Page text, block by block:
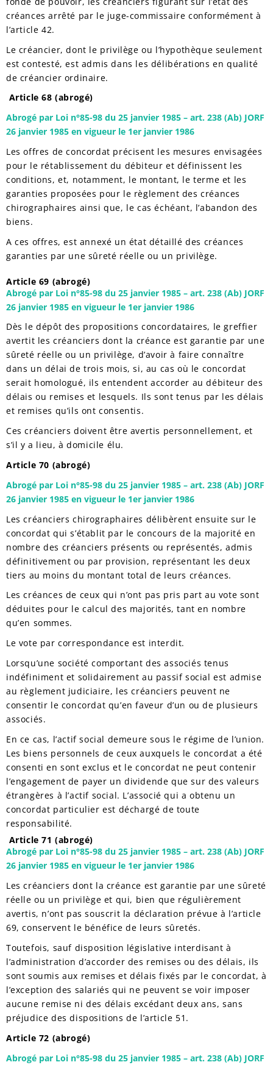
créances arrêté par le juge-commissaire conformément à
l’article 42.
Le créancier, dont le privilège ou l’hypothèque seulement
est contesté, est admis dans les délibérations en qualité
de créancier ordinaire.
Article 68 (abrogé)
Abrogé par Loi n°85-98 du 25 janvier 1985 – art. 238 (Ab) JORF
26 janvier 1985 en vigueur le 1er janvier 1986
Les offres de concordat précisent les mesures envisagées
pour le rétablissement du débiteur et définissent les
conditions, et, notamment, le montant, le terme et les
garanties proposées pour le règlement des créances
chirographaires ainsi que, le cas échéant, l’abandon des
biens.
A ces offres, est annexé un état détaillé des créances
garanties par une sûreté réelle ou un privilège.
Article 69 (abrogé)
Abrogé par Loi n°85-98 du 25 janvier 1985 – art. 238 (Ab) JORF
26 janvier 1985 en vigueur le 1er janvier 1986
Dès le dépôt des propositions concordataires, le greffier
avertit les créanciers dont la créance est garantie par une
sûreté réelle ou un privilège, d’avoir à faire connaître
dans un délai de trois mois, si, au cas où le concordat
serait homologué, ils entendent accorder au débiteur des
délais ou remises et lesquels. Ils sont tenus par les délais
et remises qu’ils ont consentis.
Ces créanciers doivent être avertis personnellement, et
s’il y a lieu, à domicile élu.
Article 70 (abrogé)
Abrogé par Loi n°85-98 du 25 janvier 1985 – art. 238 (Ab) JORF
26 janvier 1985 en vigueur le 1er janvier 1986
Les créanciers chirographaires délibèrent ensuite sur le
concordat qui s’établit par le concours de la majorité en
nombre des créanciers présents ou représentés, admis
définitivement ou par provision, représentant les deux
tiers au moins du montant total de leurs créances.
Les créances de ceux qui n’ont pas pris part au vote sont
déduites pour le calcul des majorités, tant en nombre
qu’en sommes.
Le vote par correspondance est interdit.
Lorsqu’une société comportant des associés tenus
indéfiniment et solidairement au passif social est admise
au règlement judiciaire, les créanciers peuvent ne
consentir le concordat qu’en faveur d’un ou de plusieurs
associés.
En ce cas, l’actif social demeure sous le régime de l’union.
Les biens personnels de ceux auxquels le concordat a été
consenti en sont exclus et le concordat ne peut contenir
l’engagement de payer un dividende que sur des valeurs
étrangères à l’actif social. L’associé qui a obtenu un
concordat particulier est déchargé de toute
responsabilité.
Article 71 (abrogé)
Abrogé par Loi n°85-98 du 25 janvier 1985 – art. 238 (Ab) JORF
26 janvier 1985 en vigueur le 1er janvier 1986
Les créanciers dont la créance est garantie par une sûreté
réelle ou un privilège et qui, bien que régulièrement
avertis, n’ont pas souscrit la déclaration prévue à l’article
69, conservent le bénéfice de leurs sûretés.
Toutefois, sauf disposition législative interdisant à
l’administration d’accorder des remises ou des délais, ils
sont soumis aux remises et délais fixés par le concordat, à
l’exception des salariés qui ne peuvent se voir imposer
aucune remise ni des délais excédant deux ans, sans
préjudice des dispositions de l’article 51.
Article 72 (abrogé)
Abrogé par Loi n°85-98 du 25 janvier 1985 – art. 238 (Ab) JORF